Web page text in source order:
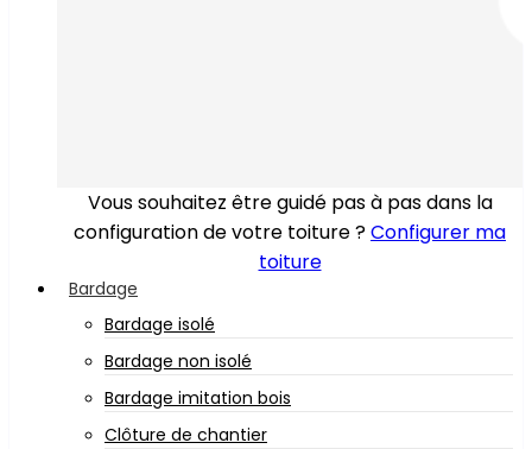
Vous souhaitez être guidé pas à pas dans la
configuration de votre toiture ?Configurer ma
toiture
Bardage
Bardage isolé
Bardage non isolé
Bardage imitation bois
Clôture de chantier